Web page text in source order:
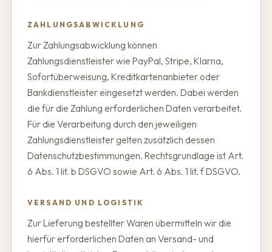
ZAHLUNGSABWICKLUNG
Zur Zahlungsabwicklung können
Zahlungsdienstleister wie PayPal, Stripe, Klarna,
Sofortüberweisung, Kreditkartenanbieter oder
Bankdienstleister eingesetzt werden. Dabei werden
die für die Zahlung erforderlichen Daten verarbeitet.
Für die Verarbeitung durch den jeweiligen
Zahlungsdienstleister gelten zusätzlich dessen
Datenschutzbestimmungen. Rechtsgrundlage ist Art.
6 Abs. 1 lit. b DSGVO sowie Art. 6 Abs. 1 lit. f DSGVO.
VERSAND UND LOGISTIK
Zur Lieferung bestellter Waren übermitteln wir die
hierfür erforderlichen Daten an Versand- und